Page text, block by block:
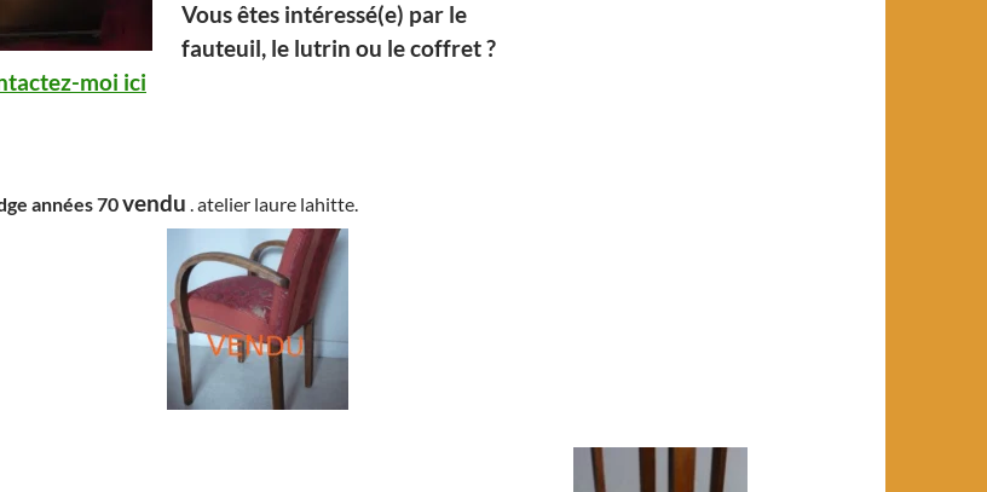
Vous êtes intéressé(e) par le
fauteuil, le lutrin ou le coffret ?
moi ici
années 70vendu . atelier laure lahitte.